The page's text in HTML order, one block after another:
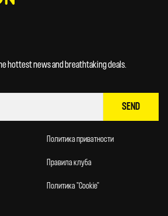
hottest news and breathtaking deals.
SEND
Политика приватности
Правила клуба
Политика "Cookie"